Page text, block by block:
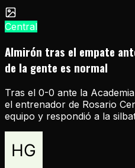
Central
Almirón tras el empate
de la gente es normal
Tras el 0-0 ante la
el entrenador de Rosario
equipo y respondió a la